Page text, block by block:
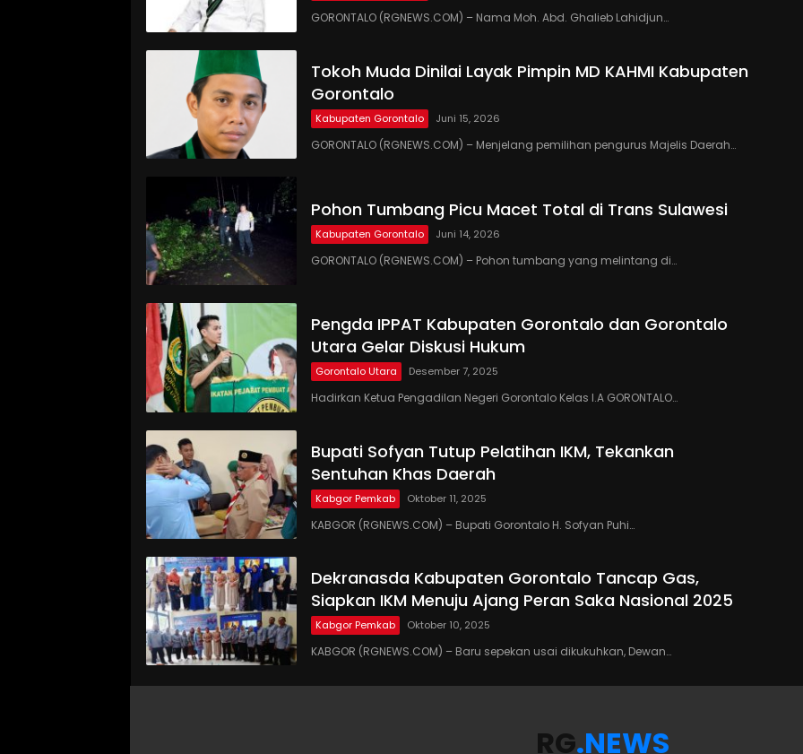
GORONTALO (RGNEWS.COM) – Nama Moh. Abd. Ghalieb Lahidjun…
Tokoh Muda Dinilai Layak Pimpin MD KAHMI Kabupaten
Gorontalo
Kabupaten Gorontalo Juni 15, 2026
GORONTALO (RGNEWS.COM) – Menjelang pemilihan pengurus Majelis Daerah…
Pohon Tumbang Picu Macet Total di Trans Sulawesi
Kabupaten Gorontalo Juni 14, 2026
GORONTALO (RGNEWS.COM) – Pohon tumbang yang melintang di…
Pengda IPPAT Kabupaten Gorontalo dan Gorontalo
Utara Gelar Diskusi Hukum
Gorontalo Utara Desember 7, 2025
Hadirkan Ketua Pengadilan Negeri Gorontalo Kelas I.A GORONTALO…
Bupati Sofyan Tutup Pelatihan IKM, Tekankan
Sentuhan Khas Daerah
Kabgor Pemkab Oktober 11, 2025
KABGOR (RGNEWS.COM) – Bupati Gorontalo H. Sofyan Puhi…
Dekranasda Kabupaten Gorontalo Tancap Gas,
Siapkan IKM Menuju Ajang Peran Saka Nasional 2025
Kabgor Pemkab Oktober 10, 2025
KABGOR (RGNEWS.COM) – Baru sepekan usai dikukuhkan, Dewan…
RG.NEWS